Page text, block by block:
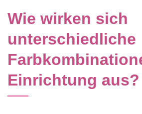
Wie wirken sich
unterschiedliche
Einrichtung aus?